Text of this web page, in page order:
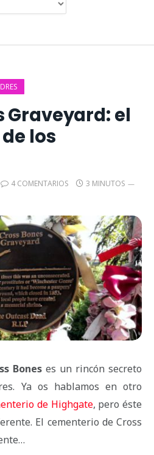
Graveyard: el
los
4 COMENTARIOS
3 MINUTOS
Bones es un rincón secreto
Ya os hablamos en otro
de Highgate, pero éste
El cementerio de Cross